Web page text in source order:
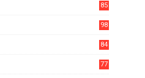
85
98
84
77